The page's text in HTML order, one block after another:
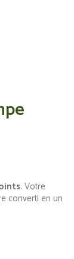
. Votre
converti en un